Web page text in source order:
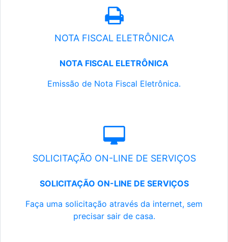
NOTA FISCAL ELETRÔNICA
NOTA FISCAL ELETRÔNICA
Emissão de Nota Fiscal Eletrônica.
SOLICITAÇÃO ON-LINE DE SERVIÇOS
SOLICITAÇÃO ON-LINE DE SERVIÇOS
Faça uma solicitação através da internet, sem
precisar sair de casa.